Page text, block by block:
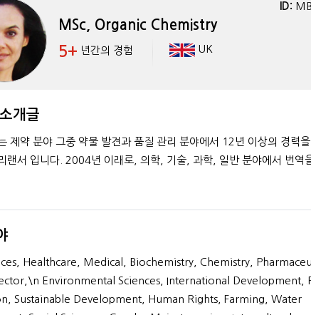
ID:
MSc, Organic Chemistry
5+ 년간의 경험 UK
개글
제약 분야 그중 약물 발견과 품질 관리 분야에서 12년 이상의 경력을
랜서 입니다. 2004년 이래로, 의학, 기술, 과학, 일반 분야에서 번역
Healthcare, Medical, Biochemistry, Chemistry,
Environmental Sciences, International Development,
Sustainable Development, Human Rights, Farming, Water
BA Zoology
45+년간의 경험
PhD in
37+ 년간의 경험